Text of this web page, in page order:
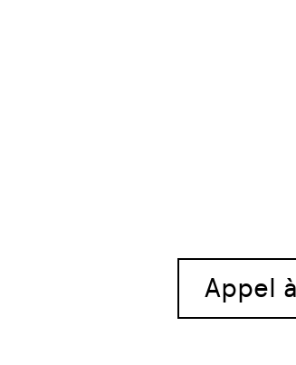
Appel